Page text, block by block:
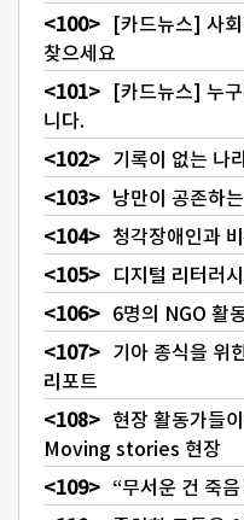
[카드뉴스] 사
찾으세요
[카드뉴스] 누
니다.
기록이 없는 나
낭만이 공존하
청각장애인과
디지털 리터러
6명의 NGO 활
기아 종식을 위
리포트
현장 활동가들
Moving stories 현장
“무서운 건 죽